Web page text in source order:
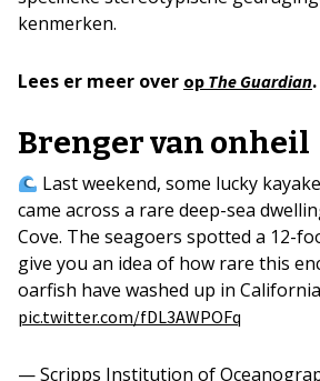
kenmerken.
Lees er meer over op The Guardian.
Brenger van onheil
Last weekend, some lucky
came across a rare deep-sea
Cove. The seagoers spotted a 12-
give you an idea of how rare this
oarfish have washed up in
pic.twitter.com/fDL3AWPOFq
— Scripps Institution of